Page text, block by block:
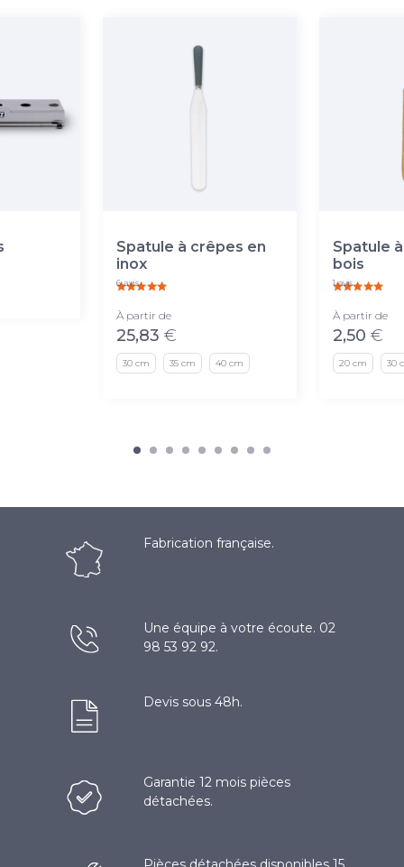
Spatule à crêpes en
inox
6 avis
À partir de
25,83 €
30 cm 35 cm 40 cm
Spatule
bois
1 avis
À partir de
2,50 €
20 cm 30
Fabrication française.
Une équipe à votre écoute. 02
98 53 92 92.
Devis sous 48h.
Garantie 12 mois pièces
détachées.